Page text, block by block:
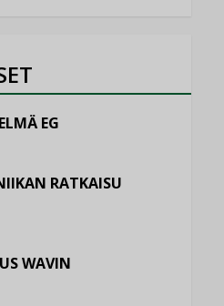
EG
RATKAISU
WAVIN